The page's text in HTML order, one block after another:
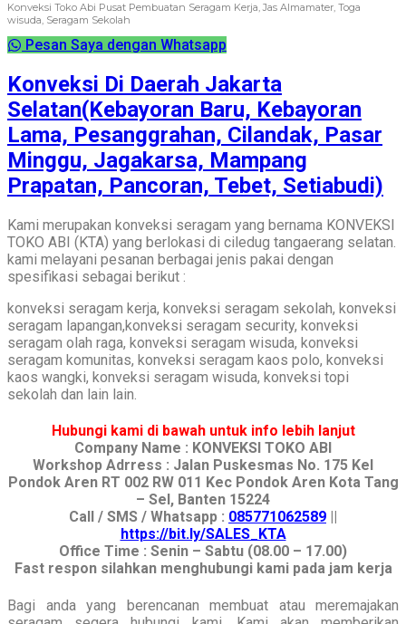
Konveksi Toko Abi Pusat Pembuatan Seragam Kerja, Jas Almamater, Toga
wisuda, Seragam Sekolah
Pesan Saya dengan Whatsapp
Konveksi Di Daerah Jakarta
Selatan(Kebayoran Baru, Kebayoran
Lama, Pesanggrahan, Cilandak, Pasar
Minggu, Jagakarsa, Mampang
Prapatan, Pancoran, Tebet, Setiabudi)
Kami merupakan konveksi seragam yang bernama KONVEKSI
TOKO ABI (KTA) yang berlokasi di ciledug tangaerang selatan.
kami melayani pesanan berbagai jenis pakai dengan
spesifikasi sebagai berikut :
konveksi seragam kerja, konveksi seragam sekolah, konveksi
seragam lapangan,konveksi seragam security, konveksi
seragam olah raga, konveksi seragam wisuda, konveksi
seragam komunitas, konveksi seragam kaos polo, konveksi
kaos wangki, konveksi seragam wisuda, konveksi topi
sekolah dan lain lain.
Hubungi kami di bawah untuk info lebih lanjut
Company Name : KONVEKSI TOKO ABI
Workshop Adrress : Jalan Puskesmas No. 175 Kel
Pondok Aren RT 002 RW 011 Kec Pondok Aren Kota Tang
– Sel, Banten 15224
Call / SMS / Whatsapp : 085771062589
https://bit.ly/SALES_KTA
Office Time : Senin – Sabtu (08.00 – 17.00)
Fast respon silahkan menghubungi kami pada jam kerja
Bagi anda yang berencanan membuat atau meremajakan